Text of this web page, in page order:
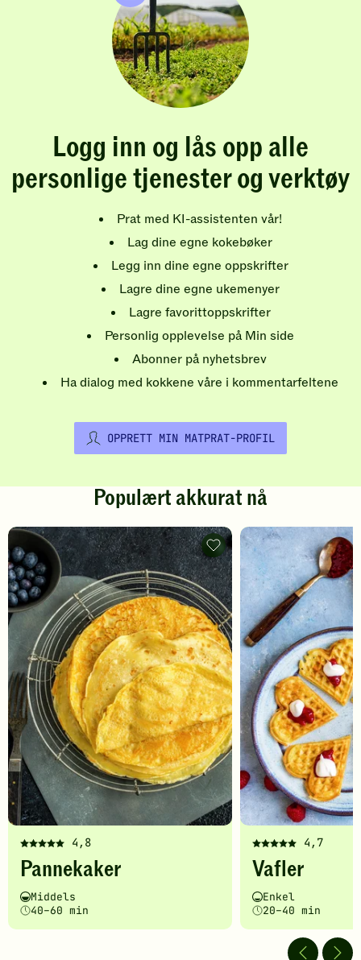
Logg inn og lås opp alle
personlige tjenester og verktøy
Prat med KI-assistenten vår!
Lag dine egne kokebøker
Legg inn dine egne oppskrifter
Lagre dine egne ukemenyer
Lagre favorittoppskrifter
Personlig opplevelse på Min side
Abonner på nyhetsbrev
Ha dialog med kokkene våre i kommentarfeltene
OPPRETT MIN MATPRAT-PROFIL
Populært akkurat nå
4,8
Denne
oppskriften
fått
5
av
Pannekaker
Vanskelighetsgrad
Middels
Tilberedningstid
40–60 min
Pannekaker
-
legg
til
favoritter
4,7
Denne
oppskriften
fått
5
av
Vafler
Vanskelighetsgrad
Enkel
Tilberedningstid
20–40 min